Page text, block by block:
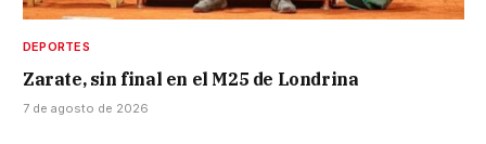
DEPORTES
Zarate, sin final en el M25 de Londrina
7 de agosto de 2026